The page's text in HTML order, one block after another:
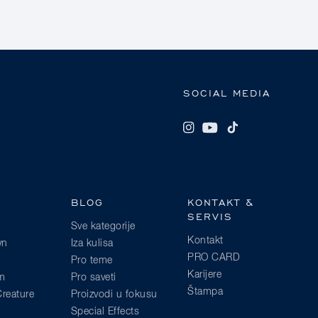
SOCIAL MEDIA
BLOG
Sve kategorije
Iza kulisa
Pro teme
Pro saveti
Proizvodi u fokusu
Special Effects
KONTAKT &
SERVIS
Kontakt
PRO CARD
Karijere
Štampa